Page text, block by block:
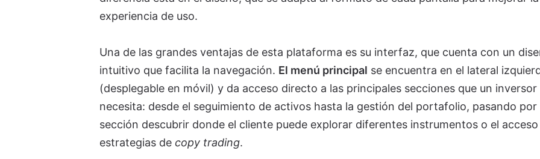
experiencia de uso.
Una de las grandes ventajas de esta plataforma es su interfaz, que cuenta con un
intuitivo que facilita la navegación. El menú principal se encuentra en el lateral
(desplegable en móvil) y da acceso directo a las principales secciones que un inversor
necesita: desde el seguimiento de activos hasta la gestión del portafolio, pasando por
sección descubrir donde el cliente puede explorar diferentes instrumentos o el acceso
estrategias de copy trading.